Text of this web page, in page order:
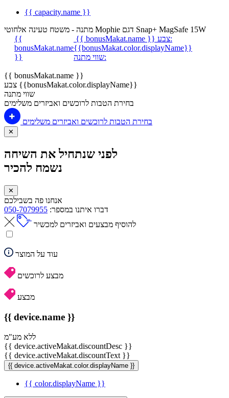
{{ capacity.name }}
מתנה - משטח טעינה אלחוטי Mophie דגם Snap+ MagSafe 15W
{{
bonusMakat.name
}}
{{ bonusMakat.name }}
צבע:
{{bonusMakat.color.displayName}}
שווי מתנה:
{{ bonusMakat.name }}
צבע {{bonusMakat.color.displayName}}
שווי מתנה
בחירת הטבות לרוכשים ואביזרים משלימים
בחירת הטבות לרוכשים ואביזרים משלימים
✕
לפני שנתחיל את השיחה
נשמח להכיר
✕
אנחנו פה בשבילכם
דברו איתנו במספר: 050-7079955
להוסיף מבצעים ואביזרים למכשיר
עוד על המוצר
מבצע לרוכשים
מבצע
{{ device.name }}
ללא מע"מ
{{ device.activeMakat.discountDesc }}
{{ device.activeMakat.discountText }}
{{ device.activeMakat.color.displayName }}
{{ color.displayName }}